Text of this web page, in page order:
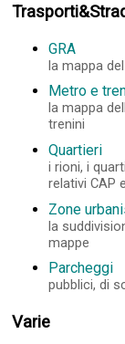
GRA
la mappa
Metro e
la mappa
trenini
Quartieri
i rioni, i
relativi CAP
Zone
la
mappe
Parcheggi
pubblici, di
Varie